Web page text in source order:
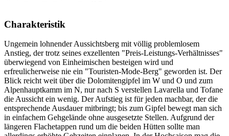
Charakteristik
Ungemein lohnender Aussichtsberg mit völlig problemlosem
Anstieg, der trotz seines exzellenten "Preis-Leistungs-Verhältnisses"
überwiegend von Einheimischen besteigen wird und
erfreulicherweise nie ein "Touristen-Mode-Berg" geworden ist. Der
Blick reicht weit über die Dolomitengipfel im W und O und zum
Alpenhauptkamm im N, nur nach S verstellen Lavarella und Tofane
die Aussicht ein wenig. Der Aufstieg ist für jeden machbar, der die
entsprechende Ausdauer mitbringt; bis zum Gipfel bewegt man sich
in einfachem Gehgelände ohne ausgesetzte Stellen. Aufgrund der
längeren Flachetappen rund um die beiden Hütten sollte man